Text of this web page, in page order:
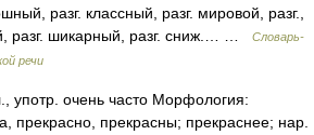
разг. классный, разг. мировой, разг.,
разг. шикарный, разг. сниж.… …
Словарь-
речи
употр. очень часто Морфология:
прекрасно, прекрасны; прекраснее; нар.